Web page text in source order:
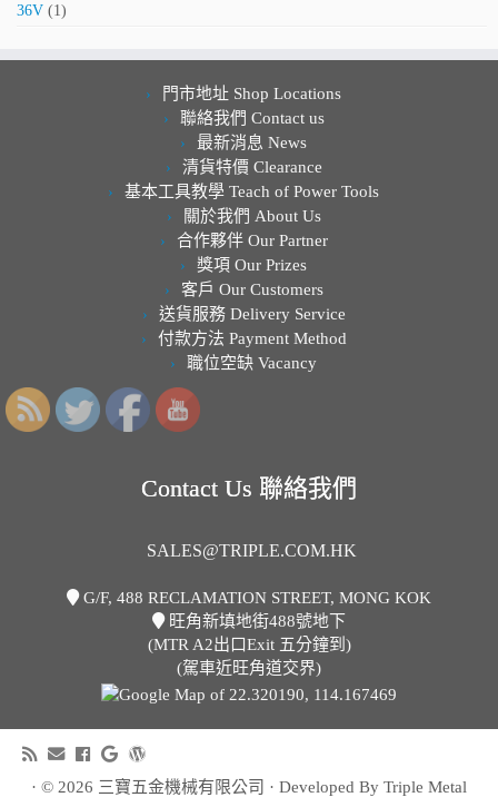
36V (1)
門市地址 Shop Locations
聯絡我們 Contact us
最新消息 News
清貨特價 Clearance
基本工具教學 Teach of Power Tools
關於我們 About Us
合作夥伴 Our Partner
獎項 Our Prizes
客戶 Our Customers
送貨服務 Delivery Service
付款方法 Payment Method
職位空缺 Vacancy
Contact Us 聯絡我們
SALES@TRIPLE.COM.HK
G/F, 488 RECLAMATION STREET, MONG KOK
旺角新填地街488號地下
(MTR A2出口Exit 五分鐘到)
(駕車近旺角道交界)
· © 2026 三寶五金機械有限公司 · Developed By Triple Metal